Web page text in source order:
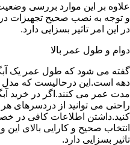
علاوه بر این موارد بررسی
و توجه به نصب صحیح تجهیزات در
در این امر تاثیر بسزایی دارد.
دوام و طول عمر بالا
گفته می شود که طول عمر یک
دهه است.این درحالیست که مدل
مدت عمر می کنند.اگر در خرید
راحتی می توانید از دردسرهای
کنید.داشتن اطلاعات کافی در
انتخاب صحیح و کارایی بالای
تاثیر بسزایی دارد.